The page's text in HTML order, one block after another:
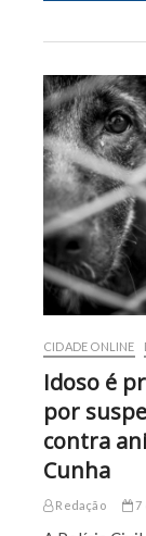
CIDADE ONLINE
Idoso é
por
contra
Cunha
Redação 7